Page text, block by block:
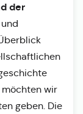
der
und
möchten wir
geben. Die